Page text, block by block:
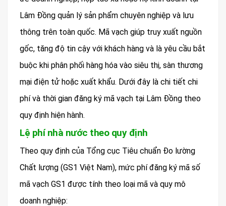
Lâm Đồng quản lý sản phẩm chuyên nghiệp và lưu
thông trên toàn quốc. Mã vạch giúp truy xuất nguồn
gốc, tăng độ tin cậy với khách hàng và là yêu cầu bắt
buộc khi phân phối hàng hóa vào siêu thị, sàn thương
mại điện tử hoặc xuất khẩu. Dưới đây là chi tiết chi
phí và thời gian đăng ký mã vạch tại Lâm Đồng theo
quy định hiện hành.
Lệ phí nhà nước theo quy định
Theo quy định của Tổng cục Tiêu chuẩn Đo lường
Chất lượng (GS1 Việt Nam), mức phí đăng ký mã số
mã vạch GS1 được tính theo loại mã và quy mô
doanh nghiệp: